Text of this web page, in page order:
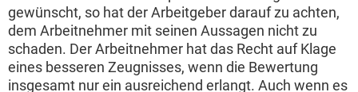
gewünscht, so hat der Arbeitgeber darauf zu achten,
dem Arbeitnehmer mit seinen Aussagen nicht zu
schaden. Der Arbeitnehmer hat das Recht auf Klage
eines besseren Zeugnisses, wenn die Bewertung
insgesamt nur ein ausreichend erlangt. Auch wenn es